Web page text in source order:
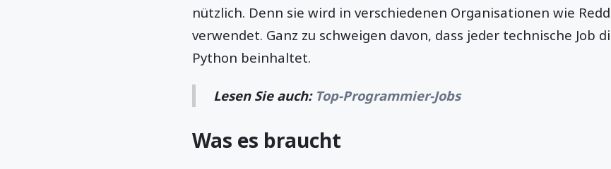
nützlich. Denn sie wird in verschiedenen Organisationen wie
verwendet. Ganz zu schweigen davon, dass jeder technische Job
Python beinhaltet.
Lesen Sie auch: Top-Programmier-Jobs
Was es braucht